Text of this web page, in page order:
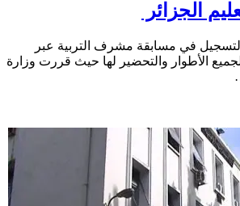
الجزائر
في مسابقة مشرف التربية عبر
الأطوار والتحضير لها حيث قررت وزارة